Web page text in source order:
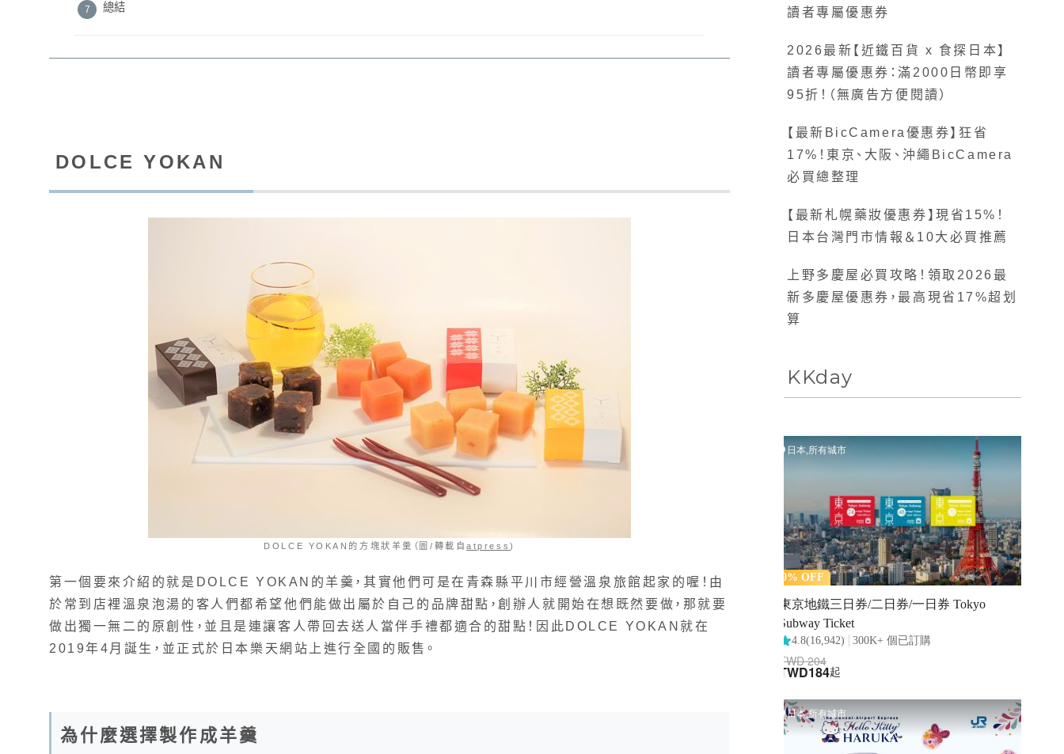
總結
DOLCE YOKAN
DOLCE YOKAN的方塊狀羊羹（圖/轉載自atpress)
第一個要來介紹的就是DOLCE YOKAN的羊羹，其實他們可是在青森縣平川市經營溫泉旅館起家的喔！由
於常到店裡溫泉泡湯的客人們都希望他們能做出屬於自己的品牌甜點，創辦人就開始在想既然要做，那就要
做出獨一無二的原創性，並且是連讓客人帶回去送人當伴手禮都適合的甜點！因此DOLCE YOKAN就在
2019年4月誕生，並正式於日本樂天網站上進行全國的販售。
為什麼選擇製作成羊羹
讀者專屬優惠券
2026最新【近鐵百貨 x 食探日本】
讀者專屬優惠券：滿2000日幣即享
95折！（無廣告方便閱讀）
【最新BicCamera優惠券】狂省
17%！東京、大阪、沖繩BicCamera
必買總整理
【最新札幌藥妝優惠券】現省15%！
日本台灣門市情報＆10大必買推薦
上野多慶屋必買攻略！領取2026最
新多慶屋優惠券，最高現省17%超划
算
KKday